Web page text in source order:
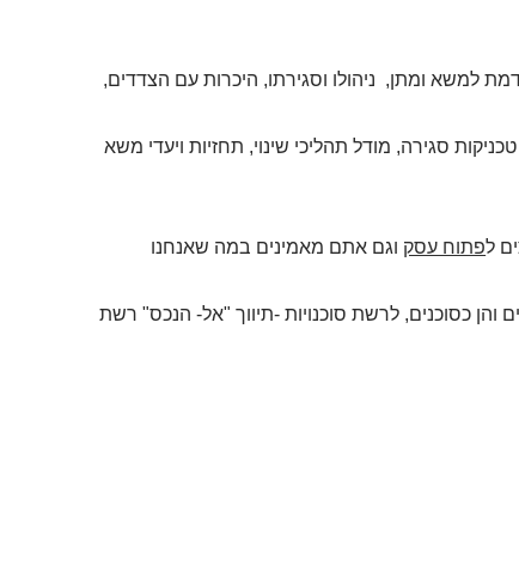
למשא ומתן, ניהולו וסגירתו, היכרות עם הצדדים,
סגירה, מודל תהליכי שינוי, תחזיות ויעדי משא
לפתוח עסק וגם אתם מאמינים במה שאנחנו
והן כסוכנים, לרשת סוכנויות -תיווך "אל- הנכס" רשת